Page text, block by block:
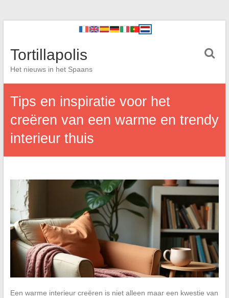
Tortillapolis
Het nieuws in het Spaans
Tips en inspiratie voor het
creëren van een warme en trendy
interieur thuis
Een warme interieur creëren is niet alleen maar een kwestie van